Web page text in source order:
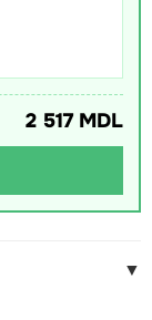
2 517 MDL
▼